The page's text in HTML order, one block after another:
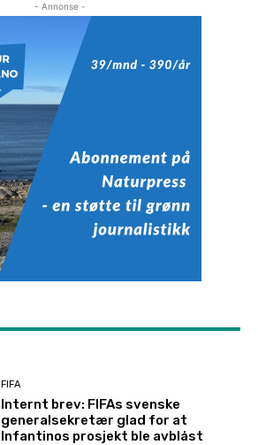
- Annonse -
FIFA
Internt brev: FIFAs svenske
generalsekretær glad for at
Infantinos prosjekt ble avblåst